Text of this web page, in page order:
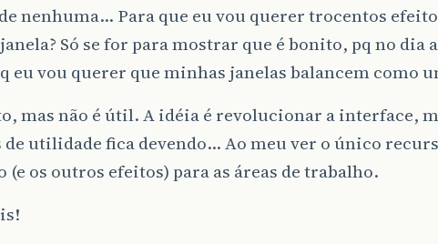
nenhuma… Para que eu vou querer trocentos
Só se for para mostrar que é bonito, pq no dia
eu vou querer que minhas janelas balancem como
mas não é útil. A idéia é revolucionar a interface,
utilidade fica devendo… Ao meu ver o único
(e os outros efeitos) para as áreas de trabalho.